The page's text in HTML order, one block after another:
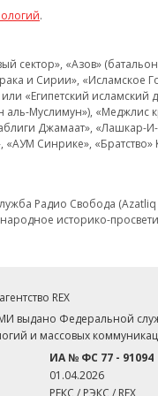
.
«Азов» (батальон
и Сирии», «Исламское
«Египетский исламский
Муслимун»), «Меджлис
Джамаат», «Лашкар-
Синрике»,
Радио Свобода
историко-
REX
выдано Федеральной
и массовых
ИА № ФС 77 - 91094
01.04.2026
РЕКС / РЭКС / REX